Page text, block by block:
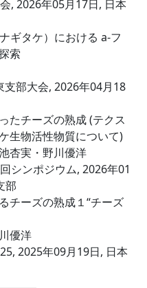
, 2026年05月17日, 日本
ギタケ）における a-フ
索
部大会, 2026年04月18
たチーズの熟成 (テクス
生物活性物質について)
杏実・野川優洋
シンポジウム, 2026年01
部
チーズの熟成１“チーズ
優洋
2025年09月19日, 日本